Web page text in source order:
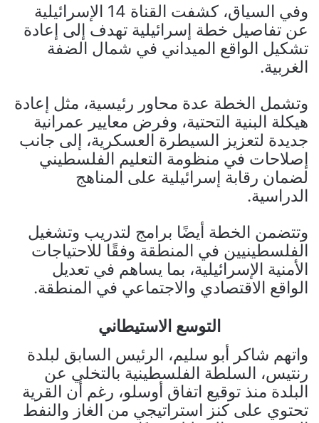
وفي السياق، كشفت القناة 14 الإسرائيلية
عن تفاصيل خطة إسرائيلية تهدف إلى إعادة
تشكيل الواقع الميداني في شمال الضفة
الغربية.
وتشمل الخطة عدة محاور رئيسية، مثل إعادة
هيكلة البنية التحتية، وفرض معايير عمرانية
جديدة لتعزيز السيطرة العسكرية، إلى جانب
إصلاحات في منظومة التعليم الفلسطيني
لضمان رقابة إسرائيلية على المناهج
الدراسية.
وتتضمن الخطة أيضًا برامج لتدريب وتشغيل
الفلسطينيين في المنطقة وفقًا للاحتياجات
الأمنية الإسرائيلية، بما يساهم في تعديل
الواقع الاقتصادي والاجتماعي في المنطقة.
التوسع الاستيطاني
واتهم شاكر أبو سليم، الرئيس السابق لبلدة
رنتيس، السلطة الفلسطينية بالتخلي عن
البلدة منذ توقيع اتفاق أوسلو، رغم أن القرية
تحتوي على كنز استراتيجي من الغاز والنفط